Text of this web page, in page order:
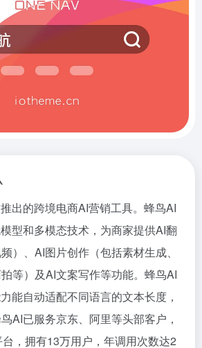
出的跨境电商AI营销工具。蜂鸟AI
型和多模态技术，为商家提供AI翻
）、AI图片创作（包括素材生成、
等）及AI文案写作等功能。蜂鸟AI
能自动适配不同语言的文本长度，
AI已服务京东、阿里等头部客户，
，拥有13万用户，年调用次数达2